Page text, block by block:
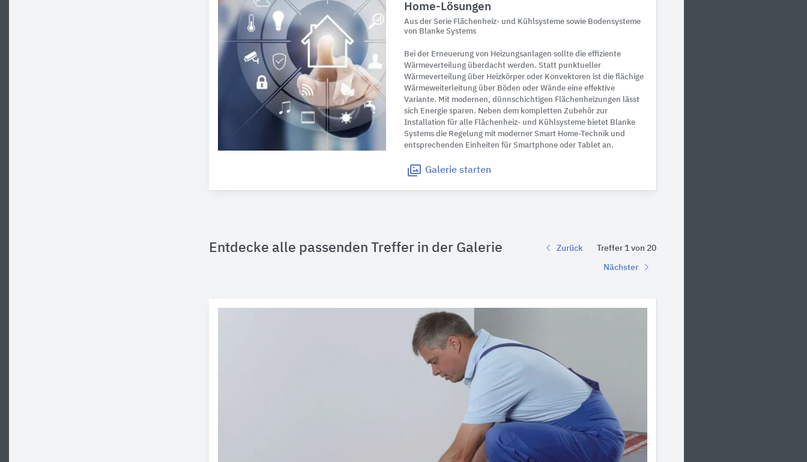
Home-Lösungen
Aus der Serie Flächenheiz- und Kühlsysteme sowie Bodensysteme
von Blanke Systems
Bei der Erneuerung von Heizungsanlagen sollte die effiziente
Wärmeverteilung überdacht werden. Statt punktueller
Wärmeverteilung über Heizkörper oder Konvektoren ist die flächige
Wärmeweiterleitung über Böden oder Wände eine effektive
Variante. Mit modernen, dünnschichtigen Flächenheizungen lässt
sich Energie sparen. Neben dem kompletten Zubehör zur
Installation für alle Flächenheiz- und Kühlsysteme bietet Blanke
Systems die Regelung mit moderner Smart Home-Technik und
entsprechenden Einheiten für Smartphone oder Tablet an.
Galerie starten
Entdecke alle passenden Treffer in der Galerie Zurück Treffer 1 von 20
Nächster